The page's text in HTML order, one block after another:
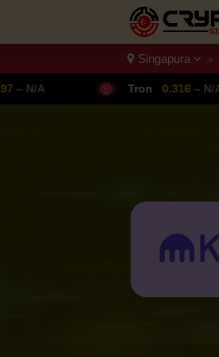
Singapura >
Tron 0.316 – N/A